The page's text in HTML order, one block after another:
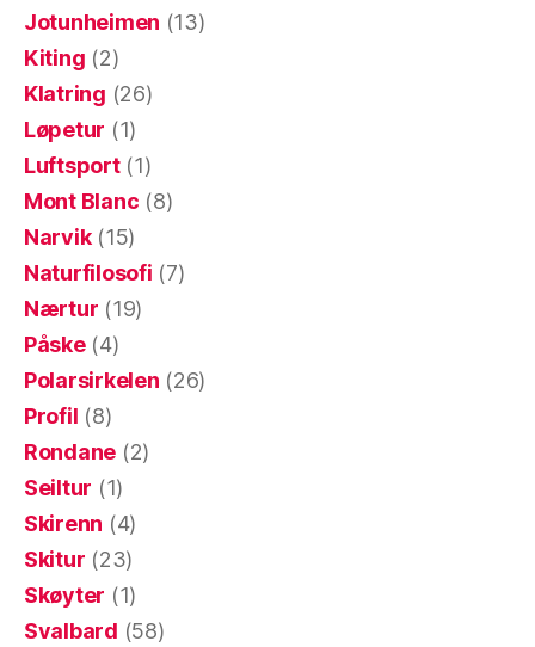
Jotunheimen (13)
Kiting (2)
Klatring (26)
Løpetur (1)
Luftsport(1)
Mont Blanc (8)
Narvik(15)
Naturfilosofi (7)
Nærtur (19)
Påske(4)
Polarsirkelen (26)
Profil (8)
Rondane (2)
Seiltur (1)
Skirenn (4)
Skitur (23)
Skøyter (1)
Svalbard (58)